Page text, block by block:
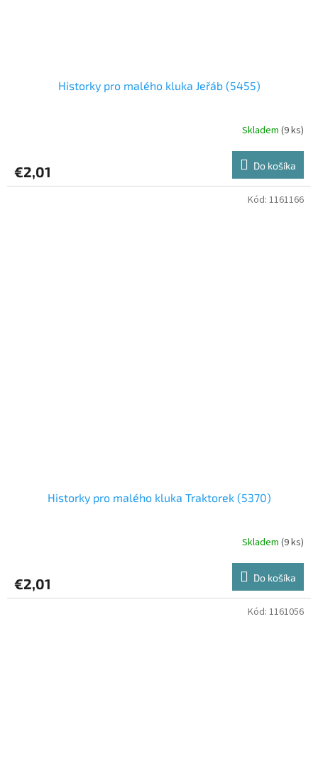
Historky pro malého kluka Jeřáb (5455)
Skladem (9 ks)
€2,01 Do košíka
Historky pro malého kluka Traktorek (5370)
Skladem (9 ks)
€2,01 Do košíka
Kód: 1161166
Kód: 1161056